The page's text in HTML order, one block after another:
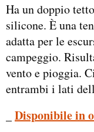
Ha un doppio
silicone. È una
adatta per le
campeggio.
vento e pioggia.
entrambi i lati
Disponibile in